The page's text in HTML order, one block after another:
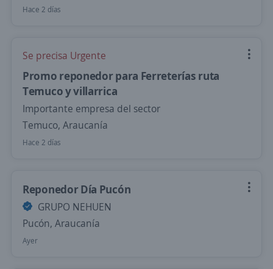
Hace 2 días
Se precisa Urgente
Promo reponedor para Ferreterías ruta
Temuco y villarrica
Importante empresa del sector
Temuco, Araucanía
Hace 2 días
Reponedor Día Pucón
GRUPO NEHUEN
Pucón, Araucanía
Ayer